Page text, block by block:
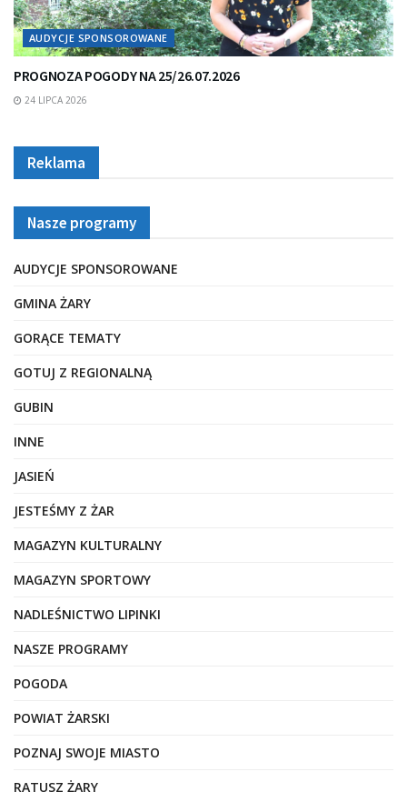
AUDYCJE SPONSOROWANE
PROGNOZA POGODY NA 25/26.07.2026
24 LIPCA 2026
Reklama
Nasze programy
AUDYCJE SPONSOROWANE
GMINA ŻARY
GORĄCE TEMATY
GOTUJ Z REGIONALNĄ
GUBIN
INNE
JASIEŃ
JESTEŚMY Z ŻAR
MAGAZYN KULTURALNY
MAGAZYN SPORTOWY
NADLEŚNICTWO LIPINKI
NASZE PROGRAMY
POGODA
POWIAT ŻARSKI
POZNAJ SWOJE MIASTO
RATUSZ ŻARY